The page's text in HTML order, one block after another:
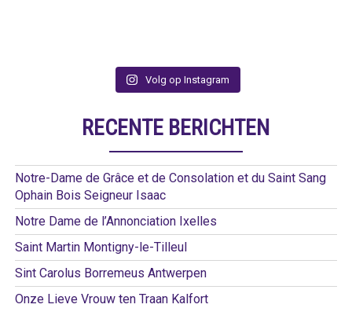
Volg op Instagram
RECENTE BERICHTEN
Notre-Dame de Grâce et de Consolation et du Saint Sang
Ophain Bois Seigneur Isaac
Notre Dame de l’Annonciation Ixelles
Saint Martin Montigny-le-Tilleul
Sint Carolus Borremeus Antwerpen
Onze Lieve Vrouw ten Traan Kalfort